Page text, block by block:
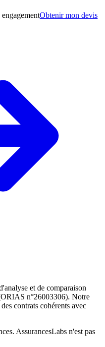
Obtenir mon devis
et de comparaison
n°26003306). Notre
contrats cohérents avec
AssurancesLabs n'est pas